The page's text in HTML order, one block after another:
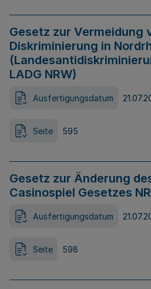
Gesetz zur Vermeidung
Diskriminierung in
LADG NRW)
Ausfertigungsdatum
Seite 595
Gesetz zur Änderung
Casinospiel Gesetzes
Ausfertigungsdatum
Seite 598